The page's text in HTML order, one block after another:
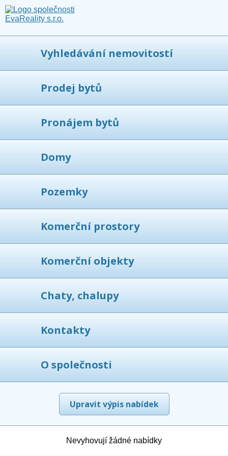
Vyhledávání nemovitostí
Prodej bytů
Pronájem bytů
Domy
Pozemky
Komerční prostory
Komerční objekty
Chaty, chalupy
Kontakty
O společnosti
Upravit výpis nabídek
Nevyhovují žádné nabídky